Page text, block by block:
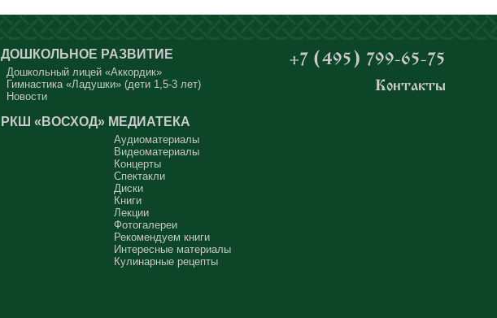
ДОШКОЛЬНОЕ РАЗВИТИЕ
Дошкольный лицей «Аккордик»
Гимнастика «Ладушки» (дети 1,5-3 лет)
Новости
РКШ «ВОСХОД» МЕДИАТЕКА
Аудиоматериалы
Видеоматериалы
Концерты
Спектакли
Диски
Книги
Лекции
Фотогалереи
Рекомендуем книги
Интересные материалы
Кулинарные рецепты
+7 (495) 799-65-75
Контакты